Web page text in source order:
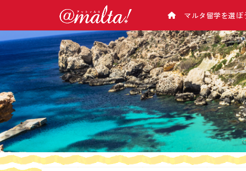
マルタ留学を選ぼ
学校から選ぶ
マルタ語学学校一覧/比較
マルタ語学学校 料金表
マルタ留学の選び方
国
マ
マルタについて
マルタ基本情報
（気候･治安･緊急･病院･電話のかけ方･チ
ップ･お金･電気･交通など）
マルタの主要都市紹介
マルタの観光スポット
生活情報
マルタの空港
交通機関
マ
マ
マ
マ
お
マ
滞
語
アットマルタとは
会社概要
企業理念
留学カウンセラー紹介
アットマルタが選ばれる理由
なぜ手数料が０円？
留学手続きの流れ
マルタ留学相談会
お
お
ア
留
特
プ
リ
サ